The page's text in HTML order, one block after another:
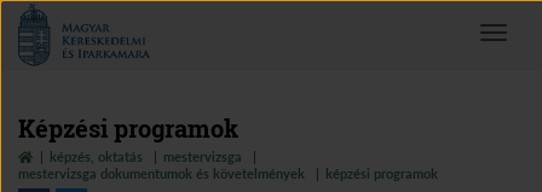
Magyar
Kereskedelmi
és
Toggle
Képzési programok
képzés, oktatás
mestervizsga
mestervizsga dokumentumok és követelmények
képzési programok